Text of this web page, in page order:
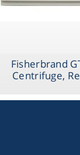
Fisherbrand
Centrifuge,